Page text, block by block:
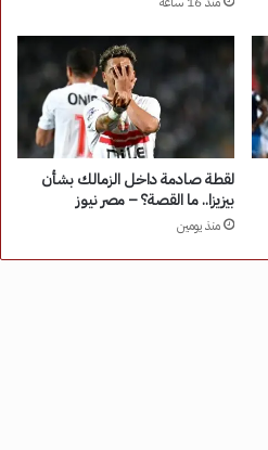
لقطة صادمة داخل الزمالك بشأن
بيزيزا.. ما القصة؟ – مصر نيوز
منذ يومين